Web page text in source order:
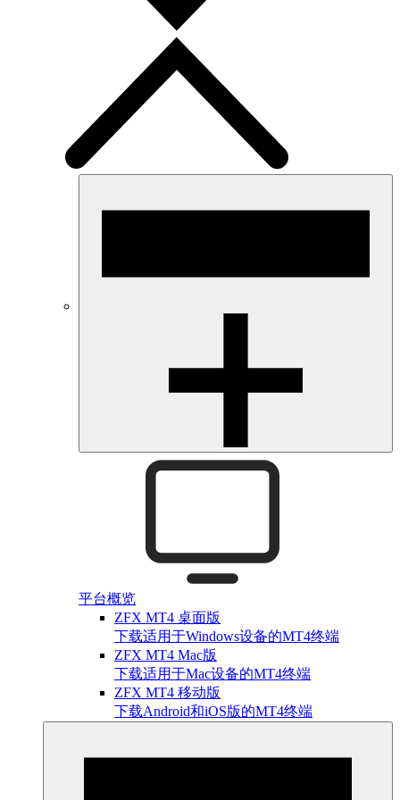
平台概览
ZFX MT4 桌面版
下载适用于Windows设备的MT4终端
ZFX MT4 Mac版
下载适用于Mac设备的MT4终端
ZFX MT4 移动版
下载Android和iOS版的MT4终端